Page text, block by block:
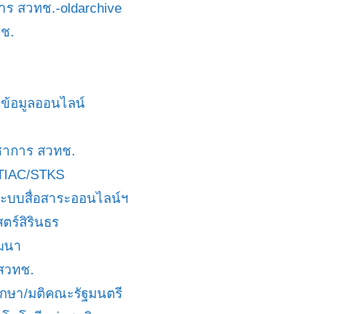
สวทช.-oldarchive
.
อมูลออนไลน์
การ สวทช.
STKS
บบสื่อสาระออนไลน์ฯ
ร์สิรินธร
นา
วทช.
ษา/มติคณะรัฐมนตรี